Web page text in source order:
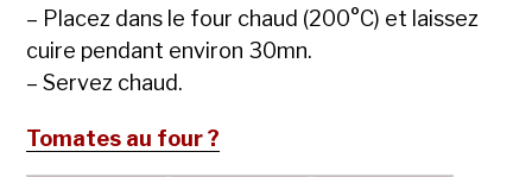
– Placez dans le four chaud (200°C) et laissez
cuire pendant environ 30mn.
– Servez chaud.
Tomates au four ?